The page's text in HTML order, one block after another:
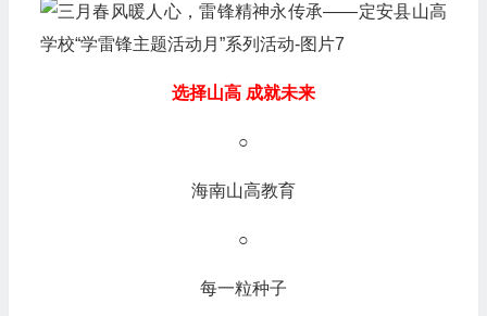
选择山高 成就未来
○
海南山高教育
○
每一粒种子